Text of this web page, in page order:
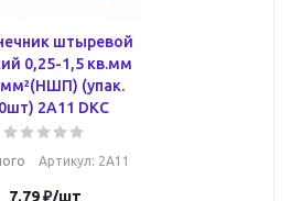
штыревой
0,25-1,5 кв.мм
(упак.
2A11 DKC
Артикул: 2A11
7.79₽/шт